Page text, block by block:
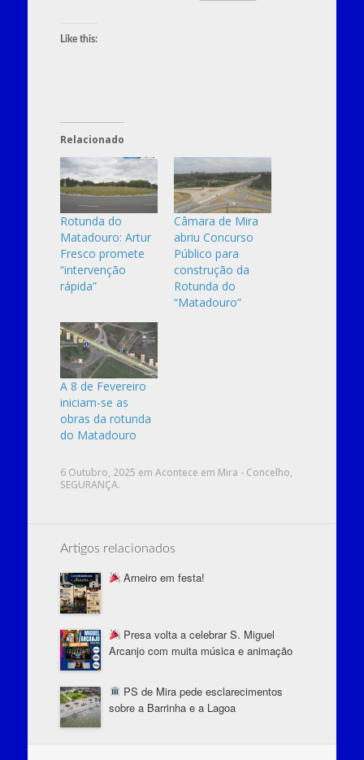
Like this:
Relacionado
Rotunda do
Matadouro: Artur
Fresco promete
“intervenção
rápida”
Câmara de Mira
abriu Concurso
Público para
construção da
Rotunda do
“Matadouro”
A 8 de Fevereiro
iniciam-se as
obras da rotunda
do Matadouro
6 Outubro, 2025 em Acontece em Mira - Concelho,
SEGURANÇA.
Artigos relacionados
Arneiro em festa!
Presa volta a celebrar S. Miguel
Arcanjo com muita música e animação
PS de Mira pede esclarecimentos
sobre a Barrinha e a Lagoa